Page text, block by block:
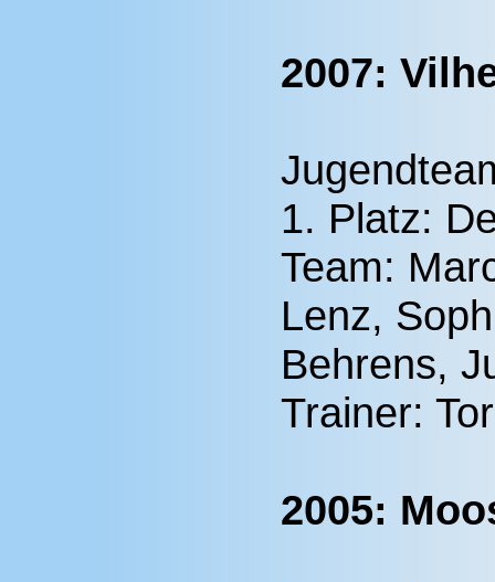
2007:
1. Platz:
Team:
Lenz,
Behrens,
Trainer:
2005: